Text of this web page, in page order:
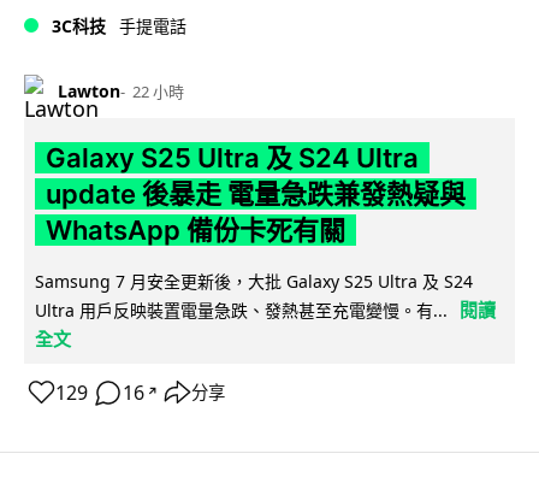
3C科技 手提電話
Lawton 22 小時
Galaxy S25 Ultra 及 S24 Ultra
update 後暴走 電量急跌兼發熱疑與
WhatsApp 備份卡死有關
Samsung 7 月安全更新後，大批 Galaxy S25 Ultra 及 S24
Ultra 用戶反映裝置電量急跌、發熱甚至充電變慢。有...
閱讀
全文
129 16 ↗ 分享